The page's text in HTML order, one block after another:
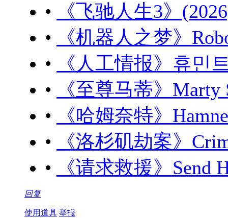
•
《飞驰人生3》
•
《机器人之梦》
•
《人工情报》휴민
•
《至尊马蒂》
•
《哈姆奈特》
•
《洛杉矶劫案》
•
《请求救援》Send
回复
使用道具 举报